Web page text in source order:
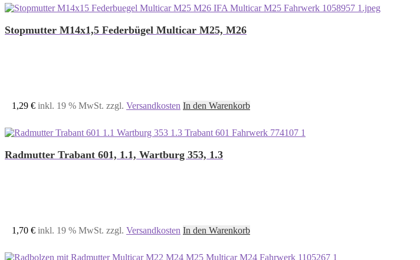
Stopmutter M14x1,5 Federbügel Multicar M25, M26
1,29 € inkl. 19 % MwSt. zzgl. Versandkosten In den Warenkorb
Radmutter Trabant 601, 1.1, Wartburg 353, 1.3
1,70 € inkl. 19 % MwSt. zzgl. Versandkosten In den Warenkorb